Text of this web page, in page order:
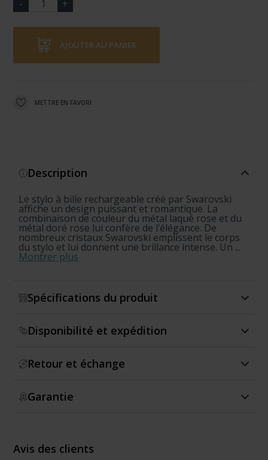
AJOUTER AU PANIER
METTRE EN FAVORI
Description
Le stylo à bille rechargeable créé par Swarovski
affiche un design puissant et romantique. La
combinaison de couleur du métal laqué rose et du
métal doré rose lui confère de l’élégance. De
nombreux cristaux Swarovski emplissent le corps
du stylo et lui donnent une brillance intense. Un ...
Montrer plus
Spécifications du produit
Disponibilité et expédition
Retour et échange
Garantie
Avis des clients